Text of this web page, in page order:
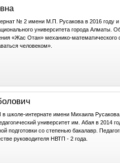
№ 2 имени М.П. Русакова в 2016 году и
университета города Алматы.
«Жас Отан» механико-
человеком».
в школе-интернате имени Михаила
университет им. Абая в 2014
подготовки со степенью бакалавр.
руководителя НВТП - 2 года.